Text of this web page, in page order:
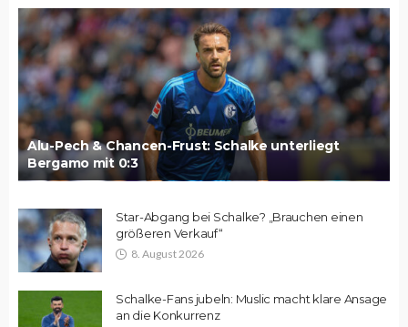
Alu-Pech & Chancen-Frust: Schalke unterliegt
Bergamo mit 0:3
Star-Abgang bei Schalke? „Brauchen einen
größeren Verkauf“
8. August 2026
Schalke-Fans jubeln: Muslic macht klare Ansage
an die Konkurrenz